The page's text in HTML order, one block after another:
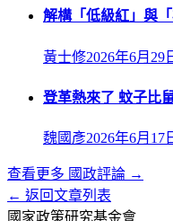
解構「低級紅」與
黃士修2026年6月29
登革熱來了 蚊子比
魏國彥2026年6月17
查看更多 國政評論 →
← 返回文章列表
國家政策研究基金會